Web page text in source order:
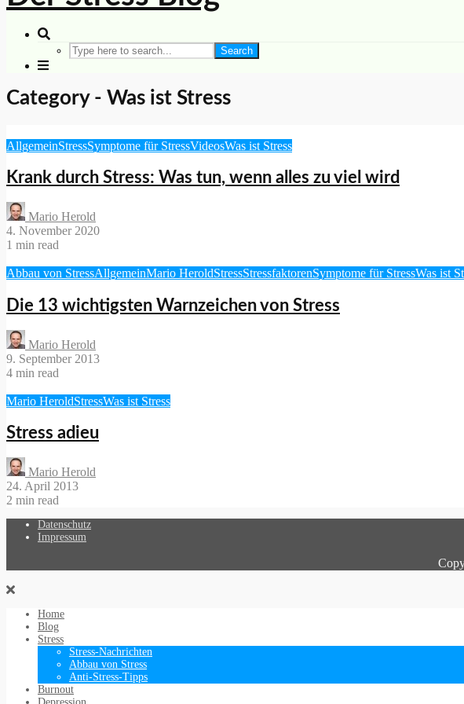
Search
Category - Was ist Stress
AllgemeinStressSymptome für StressVideosWas ist Stress
Krank durch Stress: Was tun, wenn alles zu viel wird
Mario Herold
4. November 2020
1 min read
Abbau von StressAllgemeinMario HeroldStressStressfaktorenSymptome für StressWas ist
Die 13 wichtigsten Warnzeichen von Stress
Mario Herold
9. September 2013
4 min read
Mario HeroldStressWas ist Stress
Stress adieu
Mario Herold
24. April 2013
2 min read
Datenschutz
Impressum
Home
Blog
Stress
Stress-Nachrichten
Abbau von Stress
Anti-Stress-Tipps
Burnout